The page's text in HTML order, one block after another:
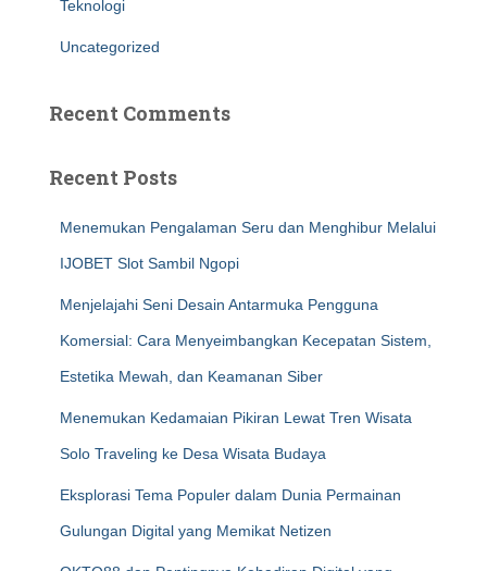
Teknologi
Uncategorized
Recent Comments
Recent Posts
Menemukan Pengalaman Seru dan Menghibur Melalui
IJOBET Slot Sambil Ngopi
Menjelajahi Seni Desain Antarmuka Pengguna
Komersial: Cara Menyeimbangkan Kecepatan Sistem,
Estetika Mewah, dan Keamanan Siber
Menemukan Kedamaian Pikiran Lewat Tren Wisata
Solo Traveling ke Desa Wisata Budaya
Eksplorasi Tema Populer dalam Dunia Permainan
Gulungan Digital yang Memikat Netizen